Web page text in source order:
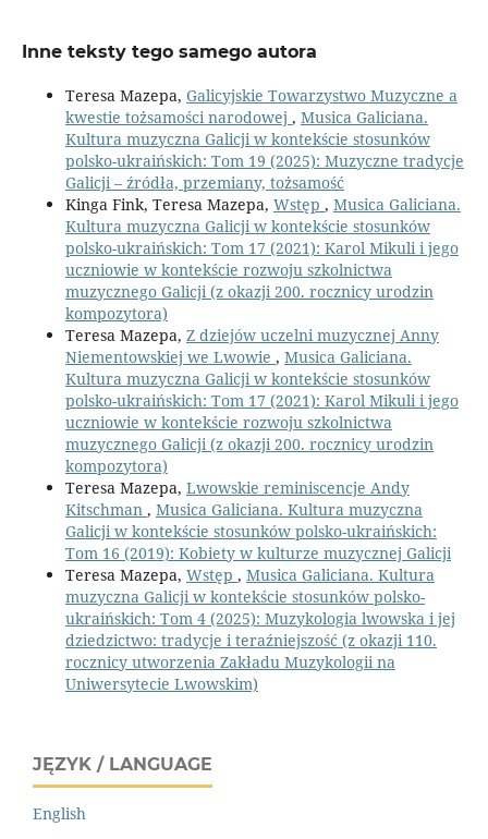
Inne teksty tego samego autora
Teresa Mazepa, Galicyjskie Towarzystwo Muzyczne a
kwestie tożsamości narodowej , Musica Galiciana.
Kultura muzyczna Galicji w kontekście stosunków
polsko-ukraińskich: Tom 19 (2025): Muzyczne tradycje
Galicji – źródła, przemiany, tożsamość
Kinga Fink, Teresa Mazepa, Wstęp , Musica Galiciana.
Kultura muzyczna Galicji w kontekście stosunków
polsko-ukraińskich: Tom 17 (2021): Karol Mikuli i jego
uczniowie w kontekście rozwoju szkolnictwa
muzycznego Galicji (z okazji 200. rocznicy urodzin
kompozytora)
Teresa Mazepa, Z dziejów uczelni muzycznej Anny
Niementowskiej we Lwowie , Musica Galiciana.
Kultura muzyczna Galicji w kontekście stosunków
polsko-ukraińskich: Tom 17 (2021): Karol Mikuli i jego
uczniowie w kontekście rozwoju szkolnictwa
muzycznego Galicji (z okazji 200. rocznicy urodzin
kompozytora)
Teresa Mazepa, Lwowskie reminiscencje Andy
Kitschman , Musica Galiciana. Kultura muzyczna
Galicji w kontekście stosunków polsko-ukraińskich:
Tom 16 (2019): Kobiety w kulturze muzycznej Galicji
Teresa Mazepa, Wstęp , Musica Galiciana. Kultura
muzyczna Galicji w kontekście stosunków polsko-
ukraińskich: Tom 4 (2025): Muzykologia lwowska i jej
dziedzictwo: tradycje i teraźniejszość (z okazji 110.
rocznicy utworzenia Zakładu Muzykologii na
Uniwersytecie Lwowskim)
JĘZYK / LANGUAGE
English